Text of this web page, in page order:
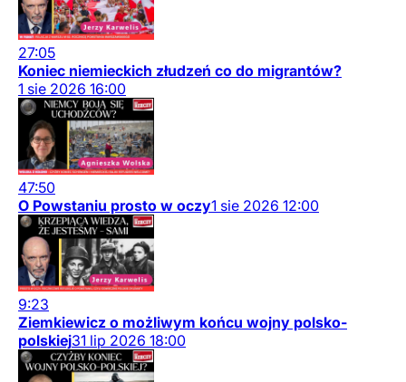
27:05
Koniec niemieckich złudzeń co do migrantów?
1 sie 2026 16:00
47:50
O Powstaniu prosto w oczy1 sie 2026 12:00
9:23
Ziemkiewicz o możliwym końcu wojny polsko-
polskiej31 lip 2026 18:00